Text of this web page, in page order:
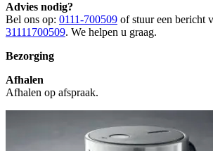
Advies nodig?
Bel ons op: 0111-700509 of stuur een bericht
31111700509. We helpen u graag.
Bezorging
Afhalen
Afhalen op afspraak.